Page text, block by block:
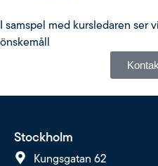
I samspel med kursledaren ser
önskemåll
Stockholm
Kungsgatan 62